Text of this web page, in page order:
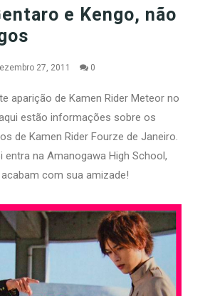
e Kengo, não
27, 2011 0
aparição de Kamen Rider Meteor no
estão informações sobre os
de Kamen Rider Fourze de Janeiro.
entra na Amanogawa High School,
com sua amizade!